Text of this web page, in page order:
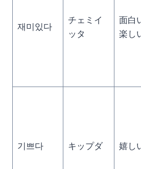
재미있다
チェミイ
ッタ
面白
楽し
기쁘다 キップダ 嬉し